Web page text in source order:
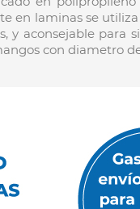
en laminas se
y aconsejable
con diametro